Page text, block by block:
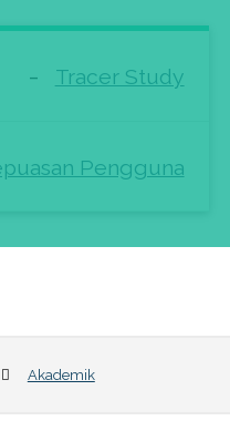
Tracer Study
Pengguna
Akademik